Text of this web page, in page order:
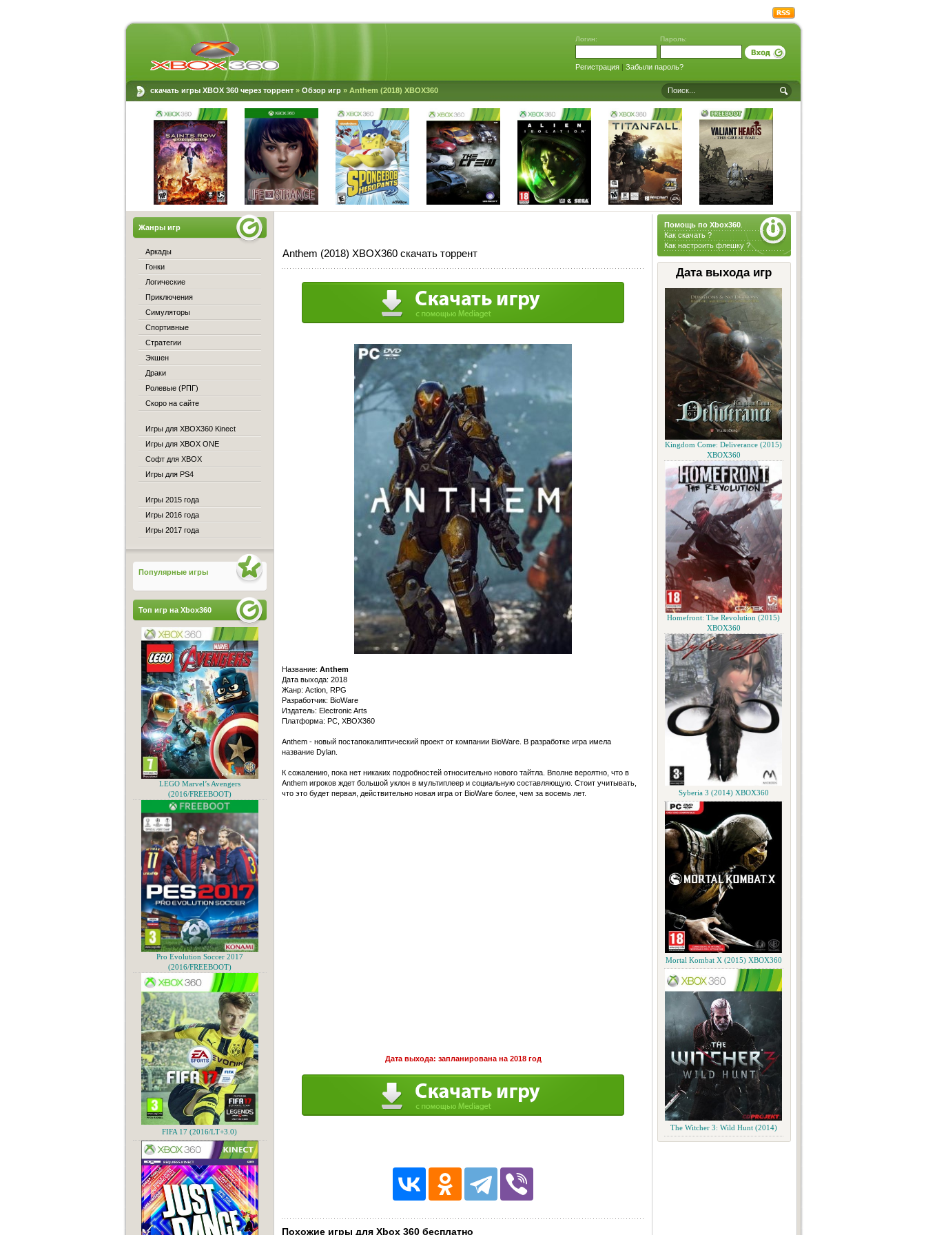
Логин: Пароль:
Регистрация| Забыли пароль?
скачать игры XBOX 360 через торрент» Обзор игр» Anthem (2018) XBOX360
Помощь по Xbox360.
Как скачать ?
Как настроить флешку ?
Дата выхода игр
Kingdom Come: Deliverance (2015)
XBOX360
Homefront: The Revolution (2015)
XBOX360
Syberia 3 (2014) XBOX360
Mortal Kombat X (2015) XBOX360
The Witcher 3: Wild Hunt (2014)
Anthem (2018) XBOX360 скачать торрент
Название: Anthem
Дата выхода: 2018
Жанр: Action, RPG
Разработчик: BioWare
Издатель: Electronic Arts
Платформа: PC, XBOX360
Anthem - новый постапокалиптический проект от компании BioWare. В разработке игра имела
название Dylan.
К сожалению, пока нет никаких подробностей относительно нового тайтла. Вполне вероятно, что в
Anthem игроков ждет большой уклон в мультиплеер и социальную составляющую. Стоит учитывать,
что это будет первая, действительно новая игра от BioWare более, чем за восемь лет.
Дата выхода: запланирована на 2018 год
Похожие игры для Xbox 360 бесплатно
Жанры игр
Аркады
Гонки
Логические
Приключения
Симуляторы
Спортивные
Стратегии
Экшен
Драки
Ролевые (РПГ)
Скоро на сайте
Игры для XBOX360 Kinect
Игры для XBOX ONE
Софт для XBOX
Игры для PS4
Игры 2015 года
Игры 2016 года
Игры 2017 года
Популярные игры
Топ игр на Xbox360
LEGO Marvel’s Avengers
(2016/FREEBOOT)
Pro Evolution Soccer 2017
(2016/FREEBOOT)
FIFA 17 (2016/LT+3.0)